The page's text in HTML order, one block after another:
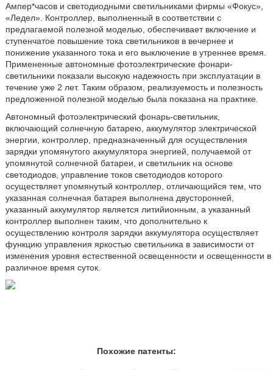
Ампер*часов и светодиодными светильниками фирмы «Фокус»,
«Ледел». Контроллер, выполненный в соответствии с
предлагаемой полезной моделью, обеспечивает включение и
ступенчатое повышение тока светильников в вечернее и
понижение указанного тока и его выключение в утреннее время.
Примененные автономные фотоэлектрические фонари-
светильники показали высокую надежность при эксплуатации в
течение уже 2 лет. Таким образом, реализуемость и полезность
предложенной полезной моделью была показана на практике.
Автономный фотоэлектрический фонарь-светильник,
включающий солнечную батарею, аккумулятор электрической
энергии, контроллер, предназначенный для осуществления
зарядки упомянутого аккумулятора энергией, получаемой от
упомянутой солнечной батареи, и светильник на основе
светодиодов, управление токов светодиодов которого
осуществляет упомянутый контроллер, отличающийся тем, что
указанная солнечная батарея выполнена двусторонней,
указанный аккумулятор является литийионным, а указанный
контроллер выполнен таким, что дополнительно к
осуществлению контроля зарядки аккумулятора осуществляет
функцию управления яркостью светильника в зависимости от
изменения уровня естественной освещенности и освещенности в
различное время суток.
Похожие патенты: